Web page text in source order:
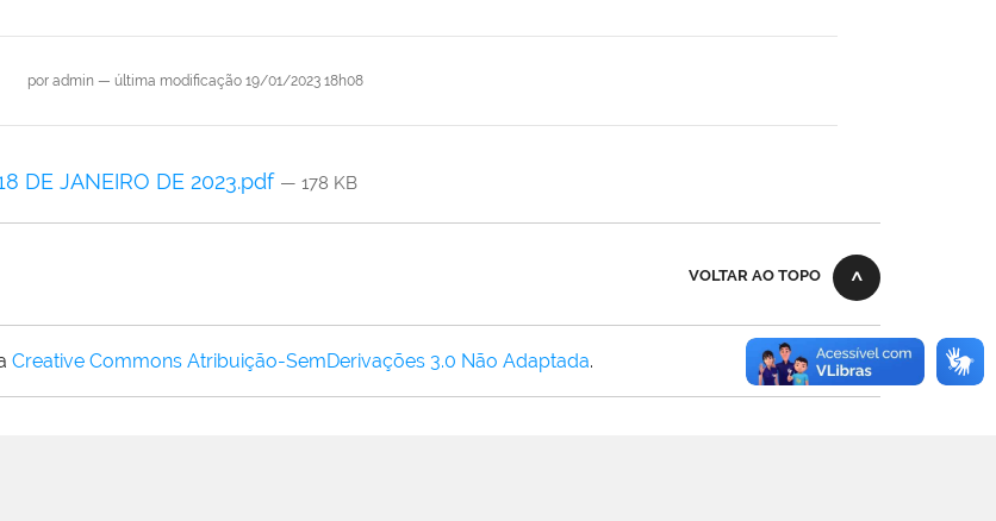
por admin — última modificação 19/01/2023 18h08
DE JANEIRO DE 2023.pdf — 178 KB
VOLTAR AO TOPO
Creative Commons Atribuição-SemDerivações 3.0 Não Adaptada.